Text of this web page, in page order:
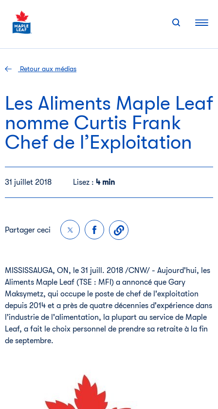
content
Retour aux médias
Les Aliments Maple Leaf
nomme Curtis Frank
Chef de l’Exploitation
31 juillet 2018 Lisez : 4 min
Partager ceci
MISSISSAUGA, ON , le 31 juill. 2018 /CNW/ - Aujourd'hui, les
Aliments Maple Leaf (TSE : MFI) a annoncé que Gary
Maksymetz, qui occupe le poste de chef de l'exploitation
depuis 2014 et a près de quatre décennies d'expérience dans
l'industrie de l'alimentation, la plupart au service de Maple
Leaf, a fait le choix personnel de prendre sa retraite à la fin
de septembre.